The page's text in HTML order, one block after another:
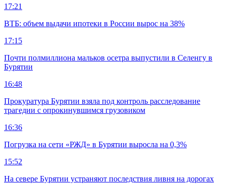
17:21
ВТБ: объем выдачи ипотеки в России вырос на 38%
17:15
Почти полмиллиона мальков осетра выпустили в Селенгу в
Бурятии
16:48
Прокуратура Бурятии взяла под контроль расследование
трагедии с опрокинувшимся грузовиком
16:36
Погрузка на сети «РЖД» в Бурятии выросла на 0,3%
15:52
На севере Бурятии устраняют последствия ливня на дорогах